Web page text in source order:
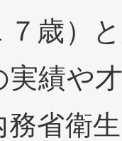
７歳）
実績や
務省衛